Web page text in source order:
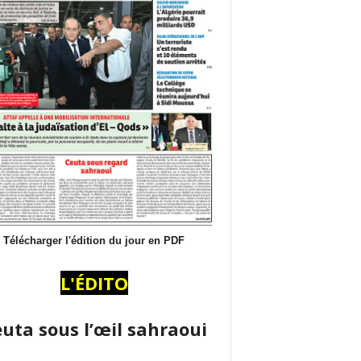
Télécharger l'édition du jour en PDF
L'ÉDITO
sous l’œil sahraoui